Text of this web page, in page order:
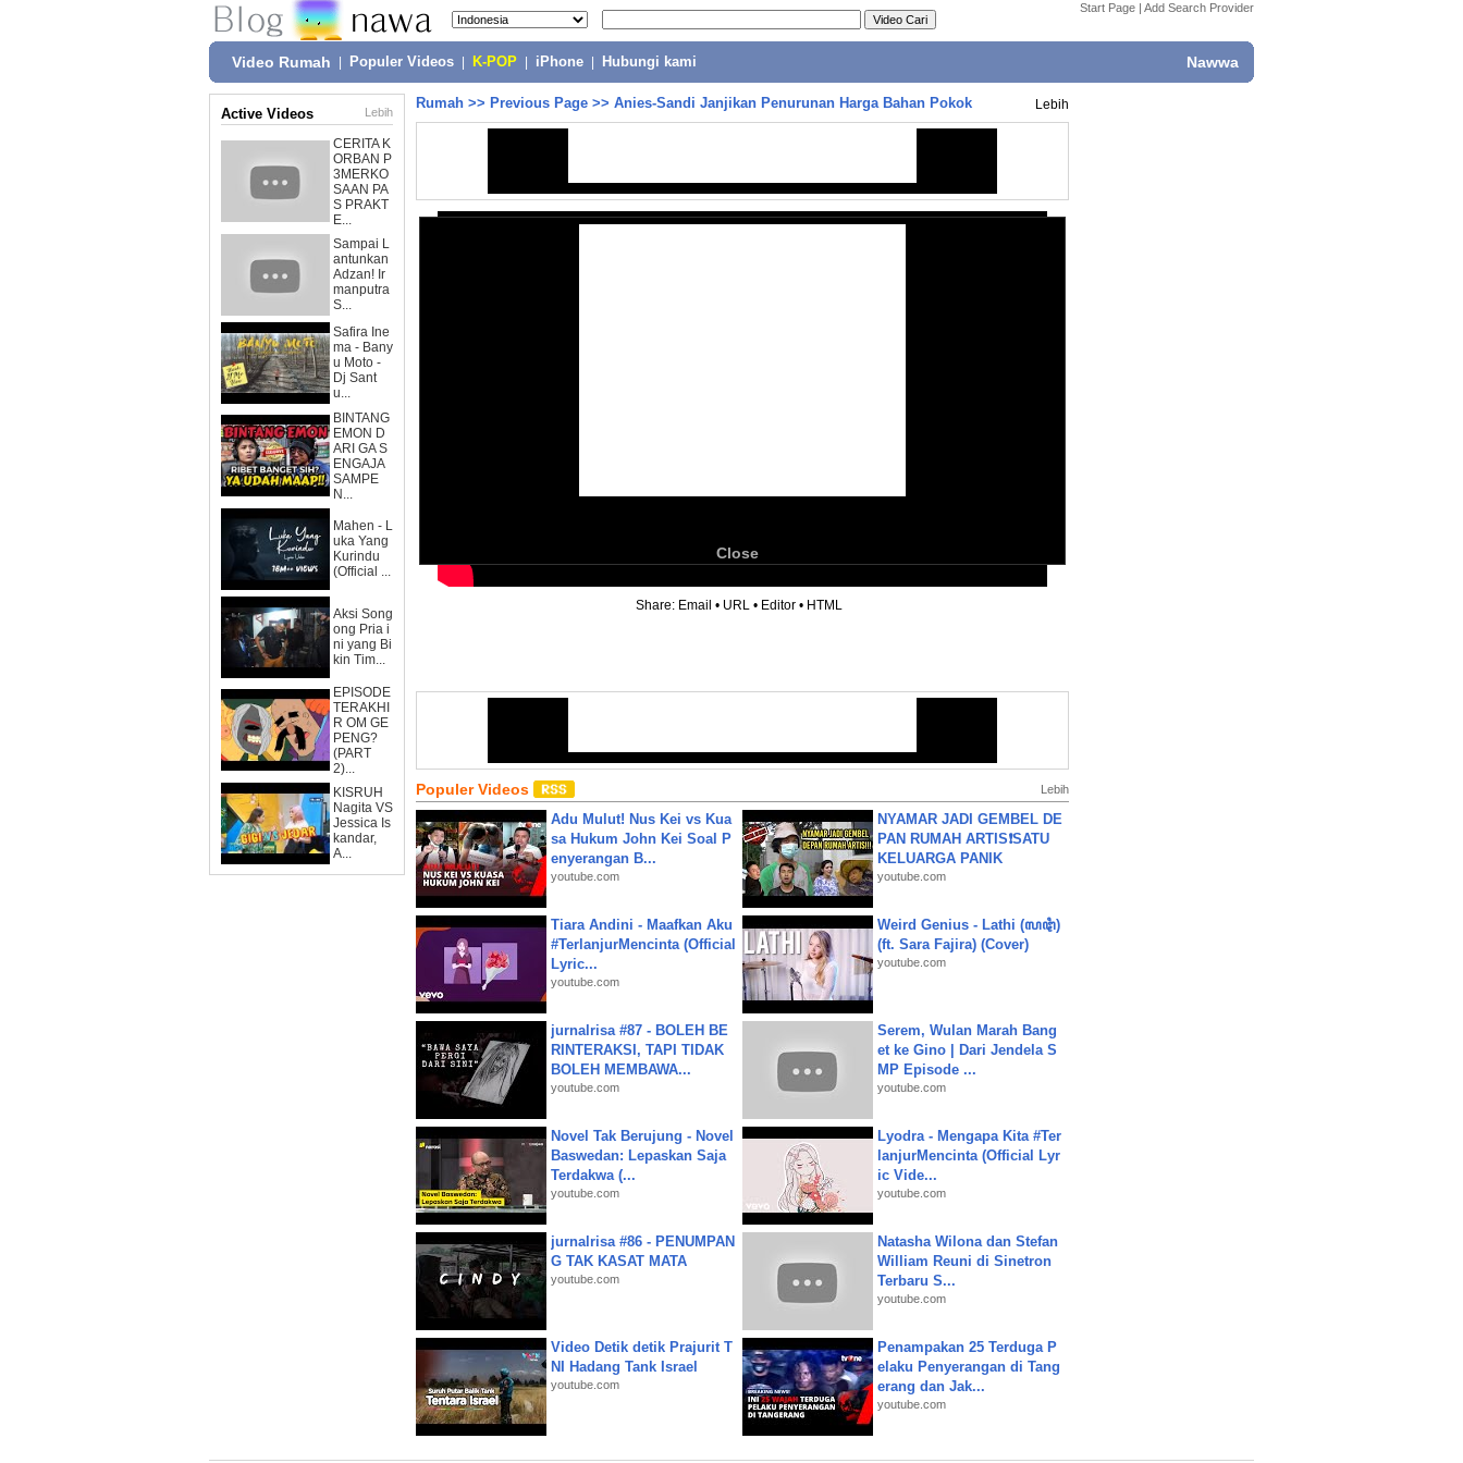
Start Page | Add Search Provider
Video Rumah Populer Videos K-POP iPhone Hubungi kami Nawwa
Active Videos Lebih
CERITA K
ORBAN P
3MERKO
SAAN PA
S PRAKT
E...
Sampai L
antunkan
Adzan! Ir
manputra
S...
Safira Ine
ma - Bany
u Moto -
Dj Sant
u...
BINTANG
EMON D
ARI GA S
ENGAJA
SAMPE
N...
Mahen - L
uka Yang
Kurindu
(Official ...
Aksi Song
ong Pria i
ni yang Bi
kin Tim...
EPISODE
TERAKHI
R OM GE
PENG?
(PART
2)...
KISRUH
Nagita VS
Jessica Is
kandar,
A...
Rumah >> Previous Page >> Anies-Sandi Janjikan Penurunan Harga Bahan Pokok Lebih
Close
Share: Email • URL • Editor • HTML
Populer Videos Lebih
Adu Mulut! Nus Kei vs Kua
sa Hukum John Kei Soal P
enyerangan B...
youtube.com
NYAMAR JADI GEMBEL DE
PAN RUMAH ARTIS❗SATU
KELUARGA PANIK
youtube.com
Tiara Andini - Maafkan Aku
#TerlanjurMencinta (Official
Lyric...
youtube.com
Weird Genius - Lathi (ꦭꦛꦶ)
(ft. Sara Fajira) (Cover)
youtube.com
jurnalrisa #87 - BOLEH BE
RINTERAKSI, TAPI TIDAK
BOLEH MEMBAWA...
youtube.com
Serem, Wulan Marah Bang
et ke Gino | Dari Jendela S
MP Episode ...
youtube.com
Novel Tak Berujung - Novel
Baswedan: Lepaskan Saja
Terdakwa (...
youtube.com
Lyodra - Mengapa Kita #Ter
lanjurMencinta (Official Lyr
ic Vide...
youtube.com
jurnalrisa #86 - PENUMPAN
G TAK KASAT MATA
youtube.com
Natasha Wilona dan Stefan
William Reuni di Sinetron
Terbaru S...
youtube.com
Video Detik detik Prajurit T
NI Hadang Tank Israel
youtube.com
Penampakan 25 Terduga P
elaku Penyerangan di Tang
erang dan Jak...
youtube.com